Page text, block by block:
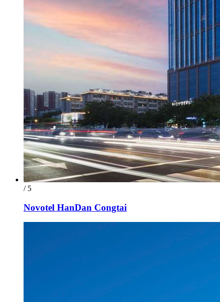
/ 5
Novotel HanDan Congtai